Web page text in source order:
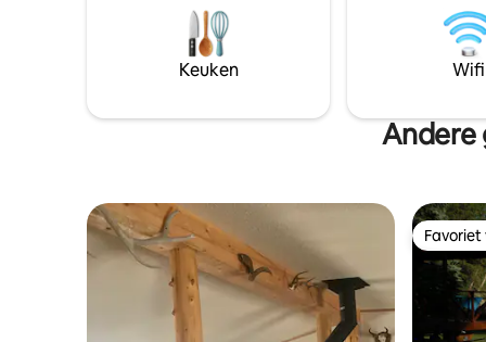
te brengen met wandelen op een
nabijgelegen 14er, of wat energie te
verscheuren bij Wolf Creek, of om een
rzr te scheuren naar Wheeler Geologic
stad om te winkelen, te eten en een
perfecte plek om te ontspannen en op
te laden. Onze gezinsvriendelijke hut
heeft 4 slaapkamers en 2 volledige
badkamers, met bedden voor maximaal
12 personen (en veel ruimte voor
luchtmatrassen voor meer). Een goed
tot de
Keuken Wifi
Andere